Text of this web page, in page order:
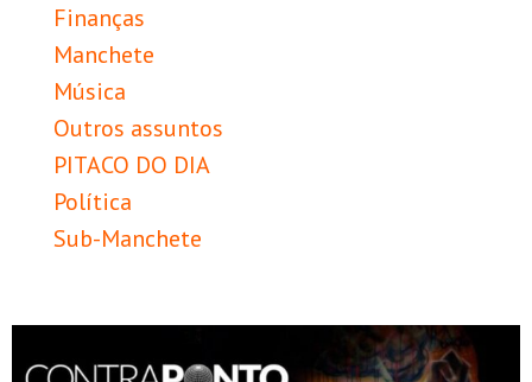
Finanças
Manchete
Música
Outros assuntos
PITACO DO DIA
Política
Sub-Manchete